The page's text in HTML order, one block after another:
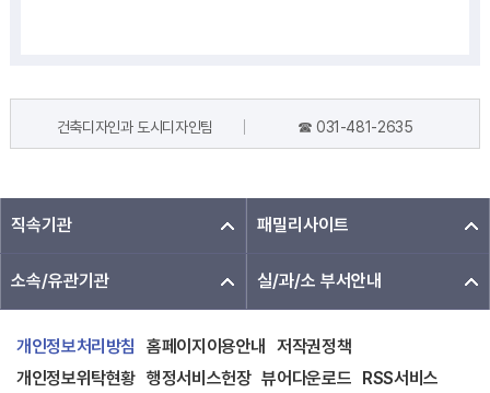
건축디자인과 도시디자인팀 ☎ 031-481-2635
직속기관 패밀리사이트
소속/유관기관 실/과/소 부서안내
개인정보처리방침 홈페이지이용안내
저작권정책
개인정보위탁현황 행정서비스헌장 뷰어다운로드 RSS서비스